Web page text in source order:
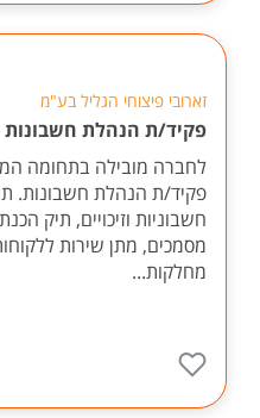
זארובי פיצוחי הגליל בע"מ
פקיד/ת הנהלת חשבונות
לחברה מובילה בתחומה
פקיד/ת הנהלת חשבונות.
חשבוניות וזיכויים, תיק
מסמכים, מתן שירות
מחלקות...